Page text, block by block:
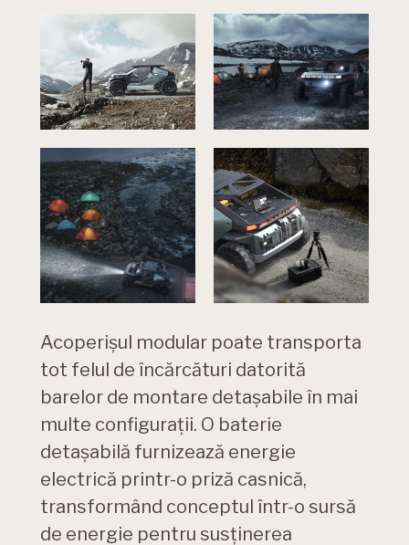
Acoperișul modular poate transporta
tot felul de încărcături datorită
barelor de montare detașabile în mai
multe configurații. O baterie
detașabilă furnizează energie
electrică printr-o priză casnică,
transformând conceptul într-o sursă
de energie pentru susținerea